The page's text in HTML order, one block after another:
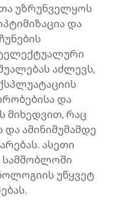
უზრუნველყოს
და
აძლევს,
და
მიხედვით, რაც
ამინიმუმამდე
ასეთი
სამშობლოში
უწყვეტ